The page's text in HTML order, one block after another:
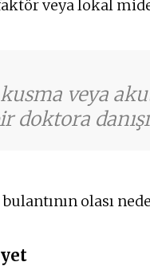
veya lokal
veya
olası